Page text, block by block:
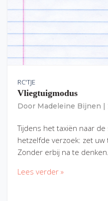
RC'TJE
Vliegtuigmodus
Door Madeleine Bijnen
Tijdens het taxiën naar
hetzelfde verzoek: zet uw
Zonder erbij na te denken…
Lees verder »